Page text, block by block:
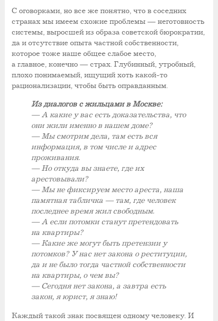
С оговорками, но все же понятно, что в соседних
странах мы имеем схожие проблемы — неготовность
системы, выросшей из образа советской бюрократии,
да и отсутствие опыта частной собственности,
которое тоже наше общее слабое место,
а главное, конечно — страх. Глубинный, утробный,
плохо понимаемый, ищущий хоть какой-то
рационализации, чтобы быть оправданным.
Из диалогов с жильцами в Москве:
— А какие у вас есть доказательства, что
они жили именно в нашем доме?
— Мы смотрим дела, там есть вся
информация, в том числе и адрес
проживания.
— Но откуда вы знаете, где их
арестовывали?
— Мы не фиксируем место ареста, наша
памятная табличка — там, где человек
последнее время жил свободным.
— А если потомки станут претендовать
на квартиры?
— Какие же могут быть претензии у
потомков? У нас нет закона о реституции,
да и не было тогда частной собственности
на квартиры, о чем вы?
— Сегодня нет закона, а завтра есть
закон, я юрист, я знаю!
Каждый такой знак посвящен одному человеку. И